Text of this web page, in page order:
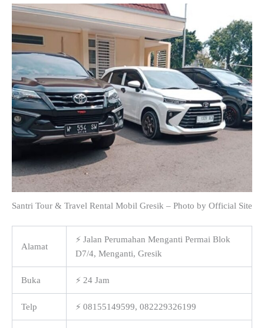
Santri Tour & Travel Rental Mobil Gresik – Photo by Official Site
Alamat
⚡ Jalan Perumahan Menganti Permai Blok
D7/4, Menganti, Gresik
Buka ⚡ 24 Jam
Telp ⚡ 08155149599, 082229326199